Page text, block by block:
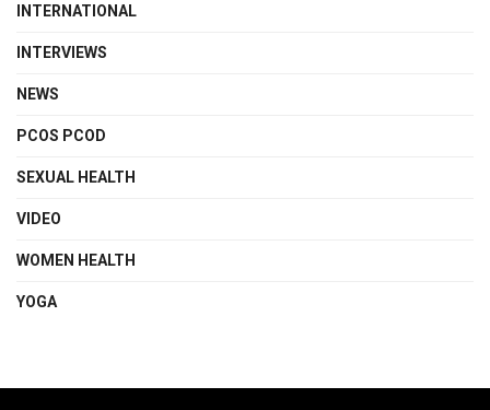
INTERNATIONAL
INTERVIEWS
NEWS
PCOS PCOD
SEXUAL HEALTH
VIDEO
WOMEN HEALTH
YOGA